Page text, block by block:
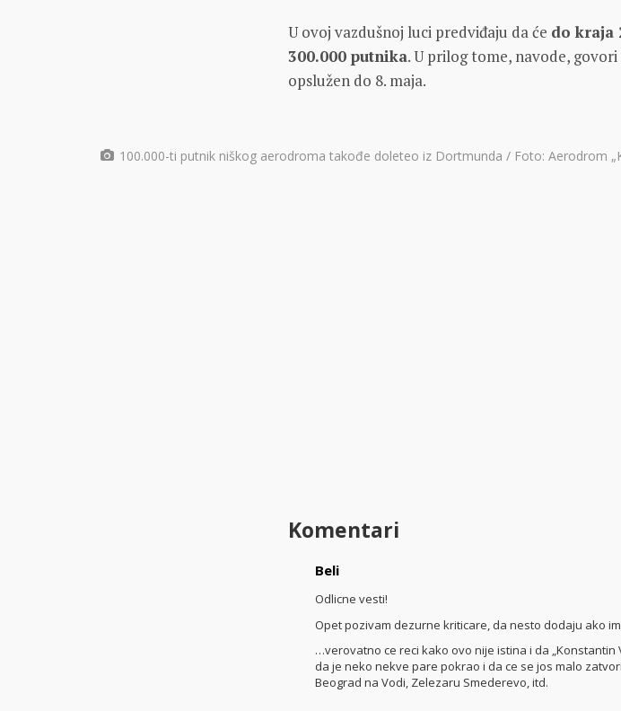
U ovoj vazdušnoj luci predviđaju da će do kraja
300.000 putnika. U prilog tome, navode,
opslužen do 8. maja.
100.000-ti putnik niškog aerodroma takođe doleteo iz Dortmunda / Foto: Aerodrom
Komentari
Beli
Odlicne vesti!
Opet pozivam dezurne kriticare, da nesto dodaju ako
…verovatno ce reci kako ovo nije istina i da „Konstantin
da je neko nekve pare pokrao i da ce se jos malo
Beograd na Vodi, Zelezaru Smederevo, itd.